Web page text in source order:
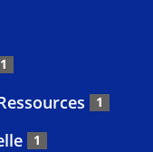
1
1
1